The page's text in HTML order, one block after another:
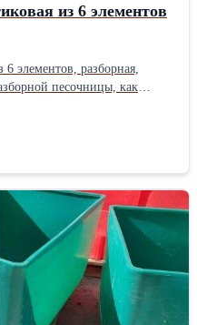
из 6 элементов
6 элементов, разборная,
песочницы, как
многоугольника. Все виды
блоки, которые надежно
имеют массу до
помешает малышу
песочницу. Самостоятельная
немало радости. Блоки
заполнять водой.
является
и
на российские
Габариты
элемента: 4кг, Товар